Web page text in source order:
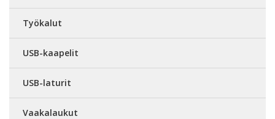
Työkalut
USB-kaapelit
USB-laturit
Vaakalaukut